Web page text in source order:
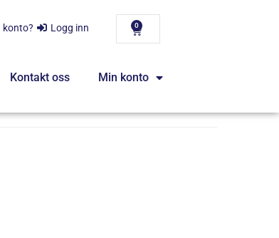
konto? Logg inn 0
Kontakt oss Min konto